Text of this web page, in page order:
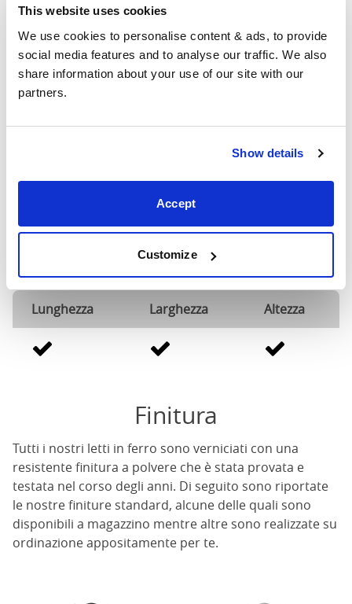
This website uses cookies
We use cookies to personalise content & ads, to provide
social media features and to analyse our traffic. We also
share information about your use of our site with our
partners.
Show details
Accept
Customize
pollice sulle dimensioni qui indicate. Si prega di
mettersi in contatto per le dimensioni accurate dei
nostri letti.
Personalizzazioni possibili
La tua opzione non è mostrata? Possiamo
esigenze. Inviaci un'e-mail per discutere le
personalizzazioni che desideri e cercheremo di aiutarti
nel miglior modo possibile.
Per ogni personalizzazione sui nostri letti in ferro e
ottone, sarà applicato un supplemento pari al 20% del
Lunghezza Larghezza Altezza
Finitura
Tutti i nostri letti in ferro sono verniciati con una
resistente finitura a polvere che è stata provata e
testata nel corso degli anni. Di seguito sono riportate
le nostre finiture standard, alcune delle quali sono
disponibili a magazzino mentre altre sono realizzate su
ordinazione appositamente per te.